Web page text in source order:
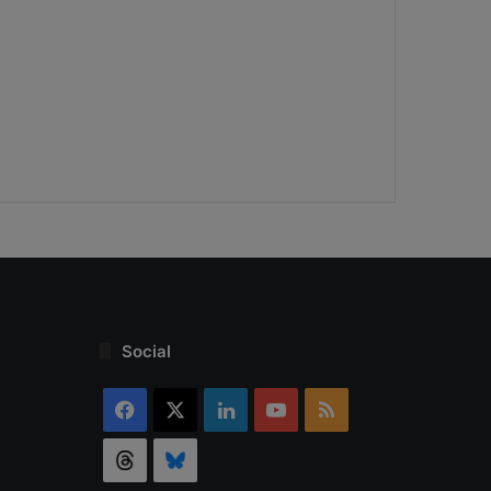
Social
Facebook LinkedinYouTube
RSS
Threads